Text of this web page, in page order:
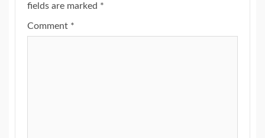
fields are marked *
Comment *